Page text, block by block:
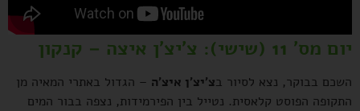
יום מס' 11 (שישי): צ'יצ'ן איצה – קנקון
השכם בבוקר, נצא לסיור בצ'יצ'ן איצ'ה – הגדול באתרי המאיה מן
התקופה הפוסט קלאסית. נטייל בין הפירמידות, נצפה בבור המים